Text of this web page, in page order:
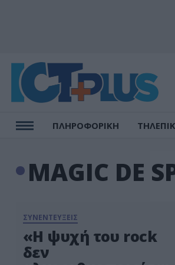
ΠΛΗΡΟΦΟΡΙΚΗ
MAGIC DE
ΣΥΝΕΝΤΕΥΞΕΙΣ
«Η ψυχή του rock
δεν